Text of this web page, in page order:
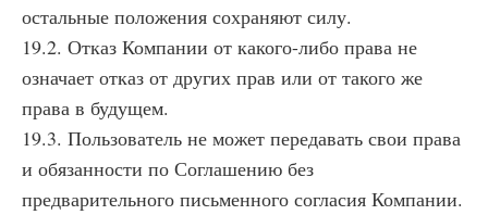
остальные положения сохраняют силу.
19.2. Отказ Компании от какого-либо права не
означает отказ от других прав или от такого же
права в будущем.
19.3. Пользователь не может передавать свои права
и обязанности по Соглашению без
предварительного письменного согласия Компании.